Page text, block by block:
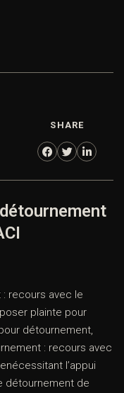
SHARE
recours avec le
plainte pour
détournement,
: recours avec
l’appui
détournement de